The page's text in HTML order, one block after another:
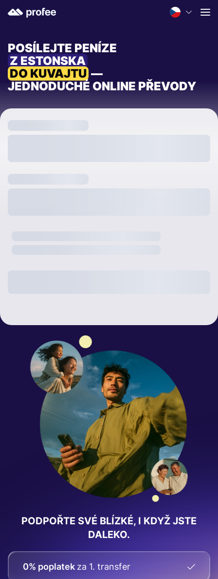
POSÍLEJTE PENÍZE
Z ESTONSKA
DO KUVAJTU —
JEDNODUCHÉ ONLINE PŘEVODY
PODPOŘTE SVÉ BLÍZKÉ, I KDYŽ JSTE
DALEKO.
0% poplatek za 1. transfer